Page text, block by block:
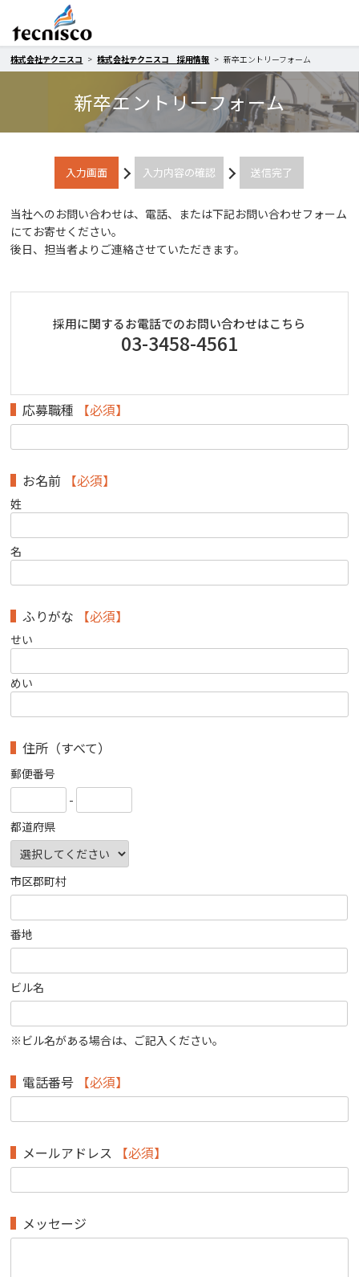
株式会社テクニスコ 株式会社テクニスコ 採用情報 新卒エントリーフォーム
新卒エントリーフォーム
入力画面 入力内容の確認 送信完了
当社へのお問い合わせは、電話、または下記お問い合わせフォーム
にてお寄せください。
後日、担当者よりご連絡させていただきます。
採用に関するお電話でのお問い合わせはこちら
03-3458-4561
応募職種 【必須】
お名前 【必須】
姓
名
ふりがな 【必須】
せい
めい
住所（すべて）
郵便番号
-
都道府県
市区郡町村
番地
ビル名
※ビル名がある場合は、ご記入ください。
電話番号 【必須】
メールアドレス 【必須】
メッセージ